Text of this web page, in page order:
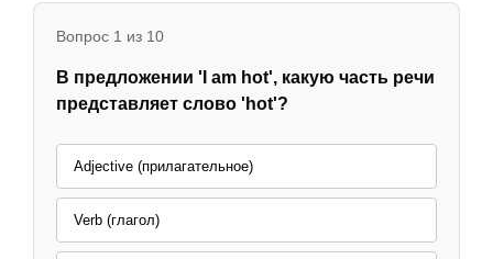
Вопрос 1 из 10
В предложении 'I am hot', какую часть речи
представляет слово 'hot'?
Adjective (прилагательное)
Verb (глагол)